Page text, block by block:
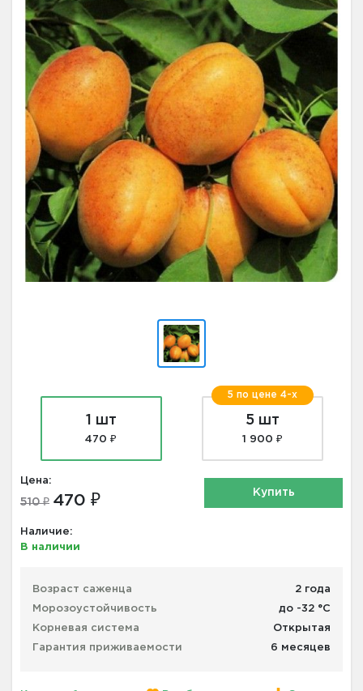
1 шт
470 ₽
5 по цене 4-х
5 шт
1 900 ₽
Цена:
510 ₽ 470 ₽
Наличие:
В наличии
Купить
Возраст саженца 2 года
Морозоустойчивость до -32 °С
Корневая система Открытая
Гарантия приживаемости 6 месяцев